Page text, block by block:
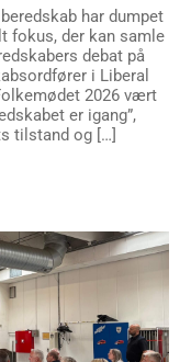
har dumpet
fokus, der kan samle
debat på
i Liberal
2026 vært
er igang”,
tilstand og […]